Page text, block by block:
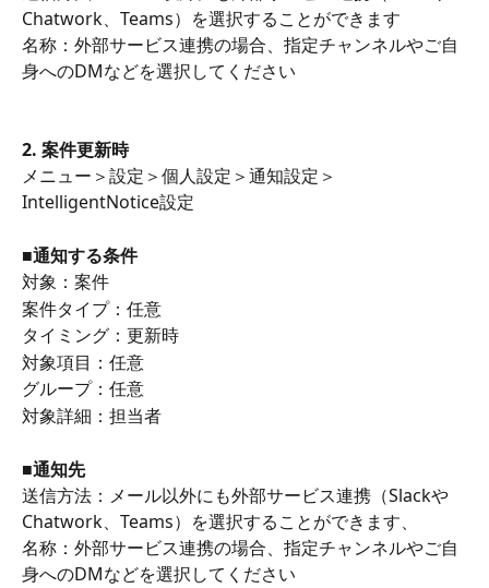
Chatwork、Teams）を選択することができます
名称：外部サービス連携の場合、指定チャンネルやご自
身へのDMなどを選択してください
2. 案件更新時
メニュー＞設定＞個人設定＞通知設定＞
IntelligentNotice設定
■通知する条件
対象：案件
案件タイプ：任意
タイミング：更新時
対象項目：任意
グループ：任意
対象詳細：担当者
■通知先
送信方法：メール以外にも外部サービス連携（Slackや
Chatwork、Teams）を選択することができます、
名称：外部サービス連携の場合、指定チャンネルやご自
身へのDMなどを選択してください